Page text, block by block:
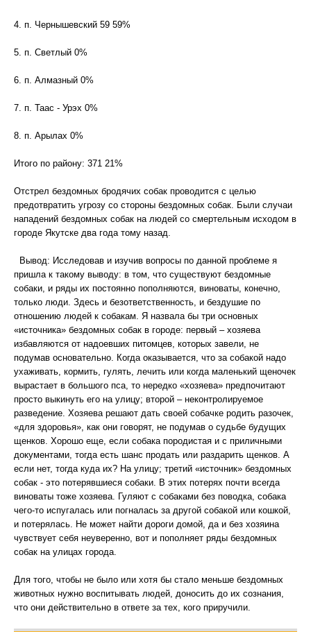
4. п. Чернышевский 59 59%
5. п. Светлый 0%
6. п. Алмазный 0%
7. п. Таас - Урэх 0%
8. п. Арылах 0%
Итого по району: 371 21%
Отстрел бездомных бродячих собак проводится с целью
предотвратить угрозу со стороны бездомных собак. Были случаи
нападений бездомных собак на людей со смертельным исходом в
городе Якутске два года тому назад.
Вывод: Исследовав и изучив вопросы по данной проблеме я
пришла к такому выводу: в том, что существуют бездомные
собаки, и ряды их постоянно пополняются, виноваты, конечно,
только люди. Здесь и безответственность, и бездушие по
отношению людей к собакам. Я назвала бы три основных
«источника» бездомных собак в городе: первый – хозяева
избавляются от надоевших питомцев, которых завели, не
подумав основательно. Когда оказывается, что за собакой надо
ухаживать, кормить, гулять, лечить или когда маленький щеночек
вырастает в большого пса, то нередко «хозяева» предпочитают
просто выкинуть его на улицу; второй – неконтролируемое
разведение. Хозяева решают дать своей собачке родить разочек,
«для здоровья», как они говорят, не подумав о судьбе будущих
щенков. Хорошо еще, если собака породистая и с приличными
документами, тогда есть шанс продать или раздарить щенков. А
если нет, тогда куда их? На улицу; третий «источник» бездомных
собак - это потерявшиеся собаки. В этих потерях почти всегда
виноваты тоже хозяева. Гуляют с собаками без поводка, собака
чего-то испугалась или погналась за другой собакой или кошкой,
и потерялась. Не может найти дороги домой, да и без хозяина
чувствует себя неуверенно, вот и пополняет ряды бездомных
собак на улицах города.
Для того, чтобы не было или хотя бы стало меньше бездомных
животных нужно воспитывать людей, доносить до их сознания,
что они действительно в ответе за тех, кого приручили.